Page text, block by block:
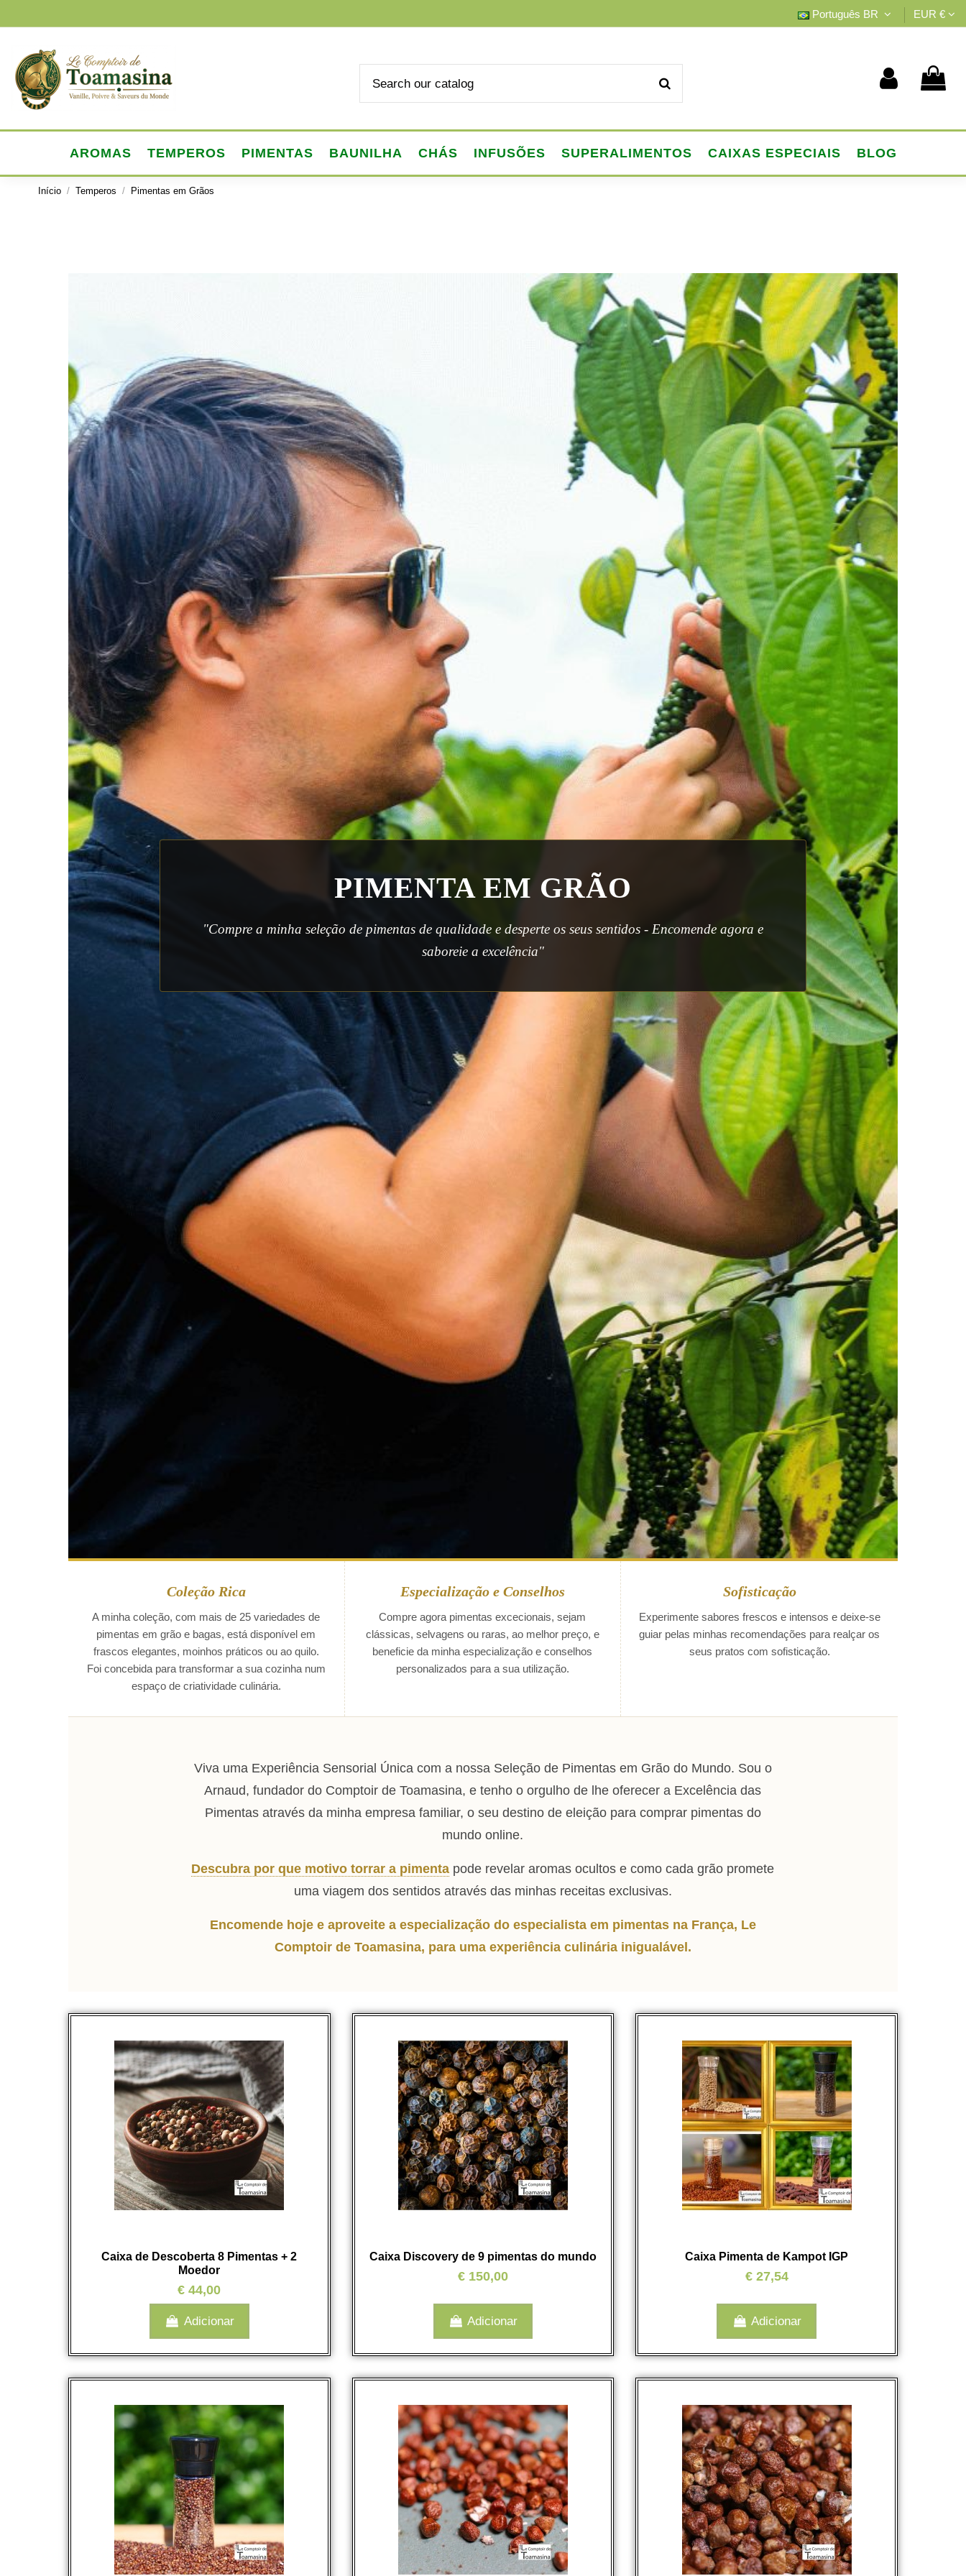
Português BR EUR €
AROMAS TEMPEROS PIMENTAS BAUNILHA CHÁS INFUSÕES SUPERALIMENTOS CAIXAS ESPECIAIS BLOG
Início Temperos Pimentas em Grãos
PIMENTA EM GRÃO
"Compre a minha seleção de pimentas de qualidade e desperte os seus sentidos - Encomende agora e
saboreie a excelência"
Coleção Rica
A minha coleção, com mais de 25 variedades de
pimentas em grão e bagas, está disponível em
frascos elegantes, moinhos práticos ou ao quilo.
Foi concebida para transformar a sua cozinha num
espaço de criatividade culinária.
Especialização e Conselhos
Compre agora pimentas excecionais, sejam
clássicas, selvagens ou raras, ao melhor preço, e
beneficie da minha especialização e conselhos
personalizados para a sua utilização.
Sofisticação
Experimente sabores frescos e intensos e deixe-se
guiar pelas minhas recomendações para realçar os
seus pratos com sofisticação.
Viva uma Experiência Sensorial Única com a nossa Seleção de Pimentas em Grão do Mundo. Sou o
Arnaud, fundador do Comptoir de Toamasina, e tenho o orgulho de lhe oferecer a Excelência das
Pimentas através da minha empresa familiar, o seu destino de eleição para comprar pimentas do
mundo online.
Descubra por que motivo torrar a pimenta pode revelar aromas ocultos e como cada grão promete
uma viagem dos sentidos através das minhas receitas exclusivas.
Encomende hoje e aproveite a especialização do especialista em pimentas na França, Le
Comptoir de Toamasina, para uma experiência culinária inigualável.
Caixa de Descoberta 8 Pimentas + 2
Moedor
€ 44,00
Adicionar
Caixa Discovery de 9 pimentas do mundo
€ 150,00
Adicionar
Caixa Pimenta de Kampot IGP
€ 27,54
Adicionar